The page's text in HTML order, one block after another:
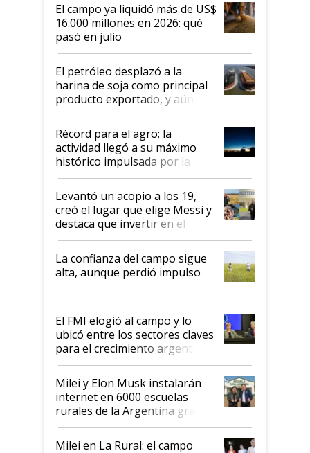
El campo ya liquidó más de US$
16.000 millones en 2026: qué
pasó en julio
El petróleo desplazó a la
harina de soja como principal
producto exportado, y aún así
el agro aportó casi seis de cada
diez dólares y sostuvo el
liderazgo en un semestre
récord
Récord para el agro: la
actividad llegó a su máximo
histórico impulsada por la
cosecha y las exportaciones
Levantó un acopio a los 19,
creó el lugar que elige Messi y
destaca que invertir en el
kirchnerismo era como "darle
plata a un hijo para droga":
Juan Félix Rossetti, el libertario
que de una dura crisis salió
de Milei
La confianza del campo sigue
alta, aunque perdió impulso
El FMI elogió al campo y lo
ubicó entre los sectores claves
para el crecimiento argentino
Milei y Elon Musk instalarán
internet en 6000 escuelas
rurales de la Argentina gracias
a un acuerdo con Starlink
Milei en La Rural: el campo